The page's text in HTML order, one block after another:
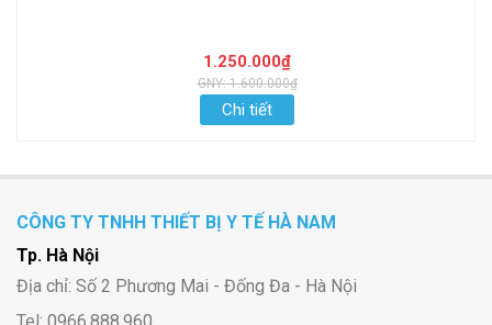
1.250.000₫
GNY: 1.600.000₫
Chi tiết
CÔNG TY TNHH THIẾT BỊ Y TẾ HÀ NAM
Tp. Hà Nội
Địa chỉ: Số 2 Phương Mai - Đống Đa - Hà Nội